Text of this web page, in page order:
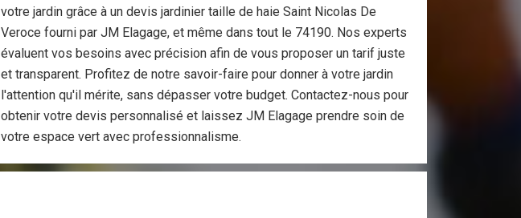
votre jardin grâce à un devis jardinier taille de haie Saint Nicolas De
Veroce fourni par JM Elagage, et même dans tout le 74190. Nos experts
évaluent vos besoins avec précision afin de vous proposer un tarif juste
et transparent. Profitez de notre savoir-faire pour donner à votre jardin
l'attention qu'il mérite, sans dépasser votre budget. Contactez-nous pour
obtenir votre devis personnalisé et laissez JM Elagage prendre soin de
votre espace vert avec professionnalisme.